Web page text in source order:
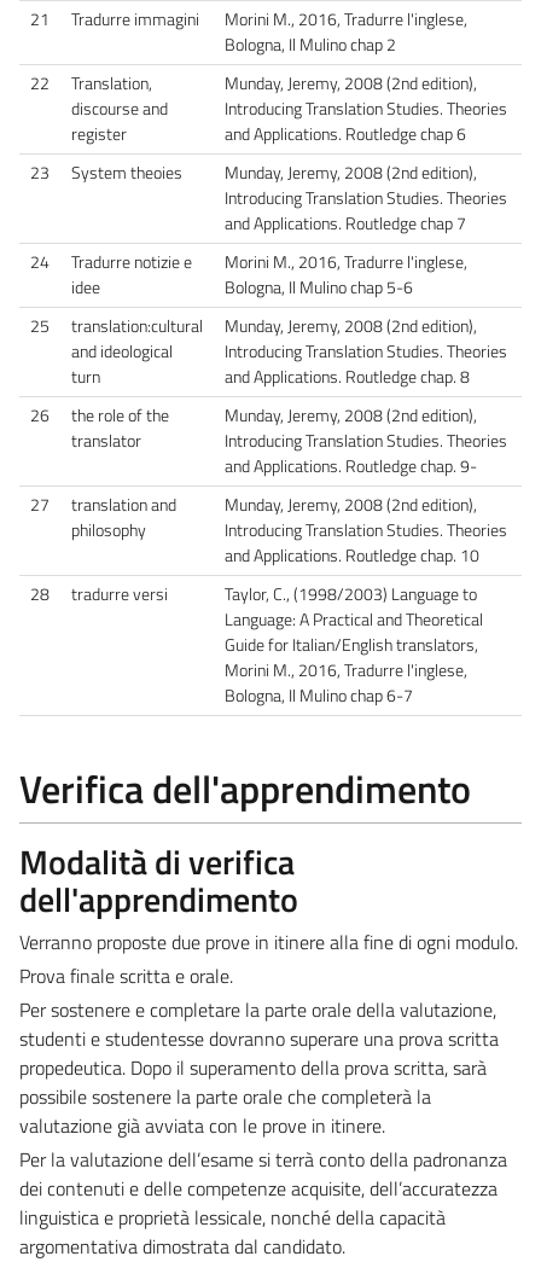
21
Tradurre immagini
Morini M., 2016, Tradurre l'inglese,
Bologna, Il Mulino chap 2
22
Translation,
discourse and
register
Munday, Jeremy, 2008 (2nd edition),
Introducing Translation Studies. Theories
and Applications. Routledge chap 6
23
System theoies
Munday, Jeremy, 2008 (2nd edition),
Introducing Translation Studies. Theories
and Applications. Routledge chap 7
24
Tradurre notizie e
idee
Morini M., 2016, Tradurre l'inglese,
Bologna, Il Mulino chap 5-6
25
translation:cultural
and ideological
turn
Munday, Jeremy, 2008 (2nd edition),
Introducing Translation Studies. Theories
and Applications. Routledge chap. 8
26
the role of the
translator
Munday, Jeremy, 2008 (2nd edition),
Introducing Translation Studies. Theories
and Applications. Routledge chap. 9-
27
translation and
philosophy
Munday, Jeremy, 2008 (2nd edition),
Introducing Translation Studies. Theories
and Applications. Routledge chap. 10
28
tradurre versi
Taylor, C., (1998/2003) Language to
Language: A Practical and Theoretical
Guide for Italian/English translators,
Morini M., 2016, Tradurre l'inglese,
Bologna, Il Mulino chap 6-7
Verifica dell'apprendimento
Modalità di verifica
dell'apprendimento
Verranno proposte due prove in itinere alla fine di ogni modulo.
Prova finale scritta e orale.
Per sostenere e completare la parte orale della valutazione,
studenti e studentesse dovranno superare una prova scritta
propedeutica. Dopo il superamento della prova scritta, sarà
possibile sostenere la parte orale che completerà la
valutazione già avviata con le prove in itinere.
Per la valutazione dell’esame si terrà conto della padronanza
dei contenuti e delle competenze acquisite, dell’accuratezza
linguistica e proprietà lessicale, nonché della capacità
argomentativa dimostrata dal candidato.